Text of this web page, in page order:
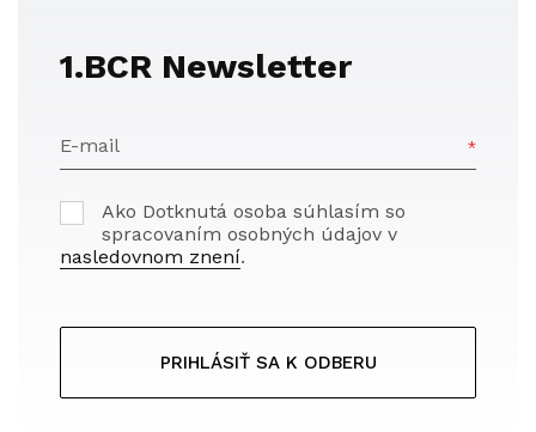
1.BCR Newsletter
E-mail
Ako Dotknutá osoba súhlasím so
spracovaním osobných údajov v
nasledovnom znení.
PRIHLÁSIŤ SA K ODBERU